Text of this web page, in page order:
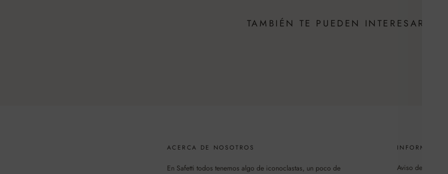
TAMBIÉN TE PUEDEN INTERESAR
ACERCA DE NOSOTROS
En Safetti todos tenemos algo de iconoclastas, un poco de
Aviso de